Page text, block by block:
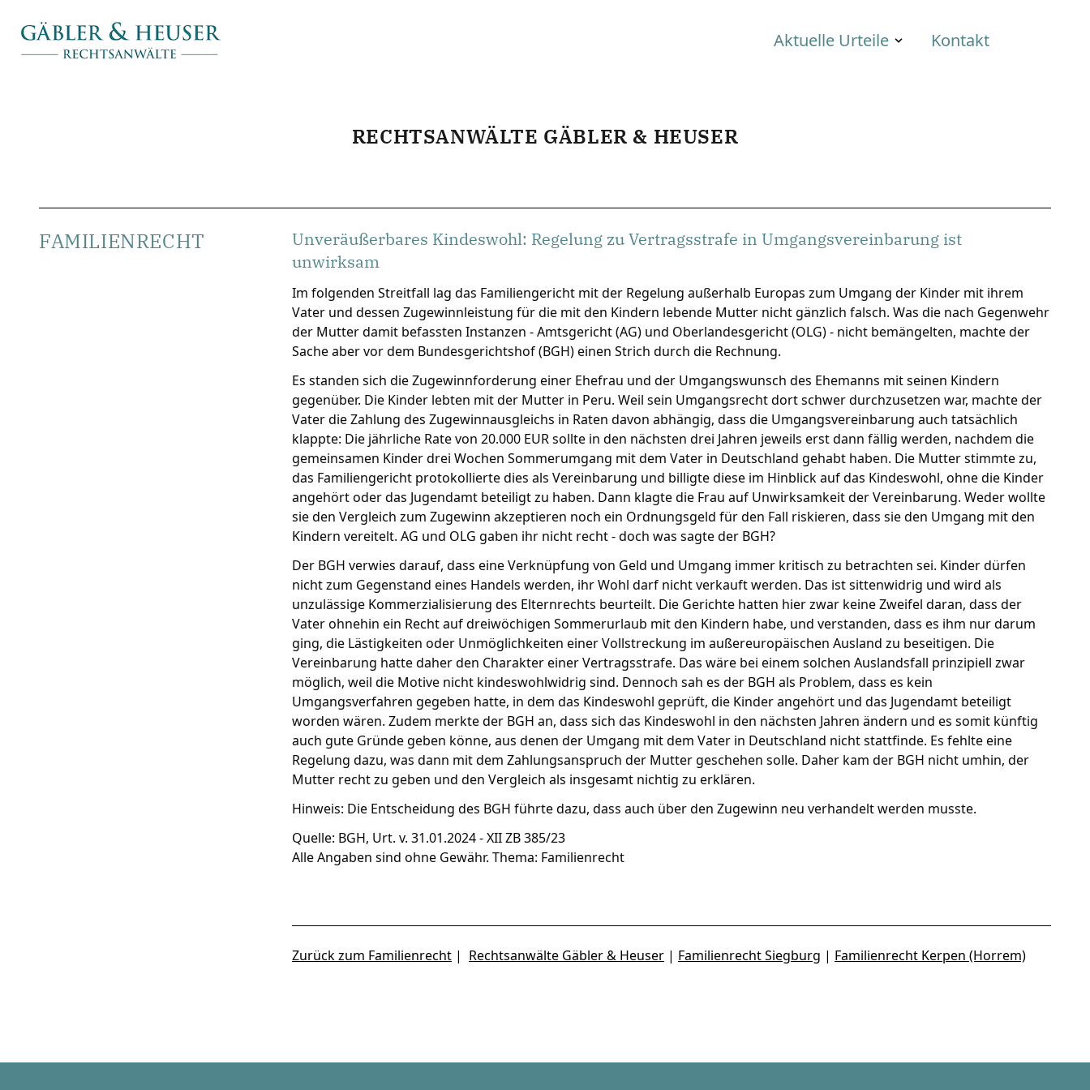
Aktuelle Urteile Kontakt
RECHTSANWÄLTE GÄBLER & HEUSER
FAMILIENRECHT
Unveräußerbares Kindeswohl: Regelung zu Vertragsstrafe in Umgangsvereinbarung ist
unwirksam
Im folgenden Streitfall lag das Familiengericht mit der Regelung außerhalb Europas zum Umgang der Kinder mit ihrem
Vater und dessen Zugewinnleistung für die mit den Kindern lebende Mutter nicht gänzlich falsch. Was die nach Gegenwehr
der Mutter damit befassten Instanzen - Amtsgericht (AG) und Oberlandesgericht (OLG) - nicht bemängelten, machte der
Sache aber vor dem Bundesgerichtshof (BGH) einen Strich durch die Rechnung.
Es standen sich die Zugewinnforderung einer Ehefrau und der Umgangswunsch des Ehemanns mit seinen Kindern
gegenüber. Die Kinder lebten mit der Mutter in Peru. Weil sein Umgangsrecht dort schwer durchzusetzen war, machte der
Vater die Zahlung des Zugewinnausgleichs in Raten davon abhängig, dass die Umgangsvereinbarung auch tatsächlich
klappte: Die jährliche Rate von 20.000 EUR sollte in den nächsten drei Jahren jeweils erst dann fällig werden, nachdem die
gemeinsamen Kinder drei Wochen Sommerumgang mit dem Vater in Deutschland gehabt haben. Die Mutter stimmte zu,
das Familiengericht protokollierte dies als Vereinbarung und billigte diese im Hinblick auf das Kindeswohl, ohne die Kinder
angehört oder das Jugendamt beteiligt zu haben. Dann klagte die Frau auf Unwirksamkeit der Vereinbarung. Weder wollte
sie den Vergleich zum Zugewinn akzeptieren noch ein Ordnungsgeld für den Fall riskieren, dass sie den Umgang mit den
Kindern vereitelt. AG und OLG gaben ihr nicht recht - doch was sagte der BGH?
Der BGH verwies darauf, dass eine Verknüpfung von Geld und Umgang immer kritisch zu betrachten sei. Kinder dürfen
nicht zum Gegenstand eines Handels werden, ihr Wohl darf nicht verkauft werden. Das ist sittenwidrig und wird als
unzulässige Kommerzialisierung des Elternrechts beurteilt. Die Gerichte hatten hier zwar keine Zweifel daran, dass der
Vater ohnehin ein Recht auf dreiwöchigen Sommerurlaub mit den Kindern habe, und verstanden, dass es ihm nur darum
ging, die Lästigkeiten oder Unmöglichkeiten einer Vollstreckung im außereuropäischen Ausland zu beseitigen. Die
Vereinbarung hatte daher den Charakter einer Vertragsstrafe. Das wäre bei einem solchen Auslandsfall prinzipiell zwar
möglich, weil die Motive nicht kindeswohlwidrig sind. Dennoch sah es der BGH als Problem, dass es kein
Umgangsverfahren gegeben hatte, in dem das Kindeswohl geprüft, die Kinder angehört und das Jugendamt beteiligt
worden wären. Zudem merkte der BGH an, dass sich das Kindeswohl in den nächsten Jahren ändern und es somit künftig
auch gute Gründe geben könne, aus denen der Umgang mit dem Vater in Deutschland nicht stattfinde. Es fehlte eine
Regelung dazu, was dann mit dem Zahlungsanspruch der Mutter geschehen solle. Daher kam der BGH nicht umhin, der
Mutter recht zu geben und den Vergleich als insgesamt nichtig zu erklären.
Hinweis: Die Entscheidung des BGH führte dazu, dass auch über den Zugewinn neu verhandelt werden musste.
Quelle: BGH, Urt. v. 31.01.2024 - XII ZB 385/23
Alle Angaben sind ohne Gewähr. Thema: Familienrecht
Zurück zum Familienrecht | Rechtsanwälte Gäbler & Heuser | Familienrecht Siegburg | Familienrecht Kerpen (Horrem)